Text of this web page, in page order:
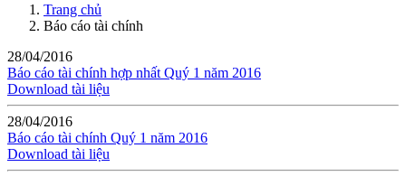
Trang chủ
Báo cáo tài chính
28/04/2016
Báo cáo tài chính hợp nhất Quý 1 năm 2016
Download tài liệu
28/04/2016
Báo cáo tài chính Quý 1 năm 2016
Download tài liệu